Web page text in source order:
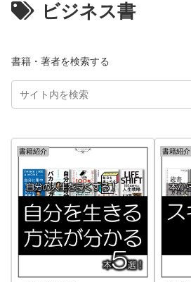
ビジネス書
書籍・著者を検索する
書籍紹介 書籍紹介